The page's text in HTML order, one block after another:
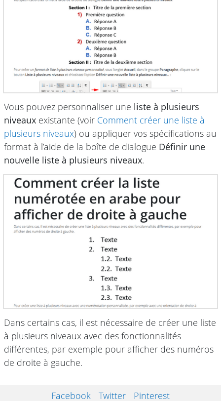
Vous pouvez personnaliser une liste à plusieurs
niveaux existante (voir Comment créer une liste à
plusieurs niveaux) ou appliquer vos spécifications au
format à l’aide de la boîte de dialogue Définir une
nouvelle liste à plusieurs niveaux.
Dans certains cas, il est nécessaire de créer une liste
à plusieurs niveaux avec des fonctionnalités
différentes, par exemple pour afficher des numéros
de droite à gauche.
Facebook Twitter Pinterest